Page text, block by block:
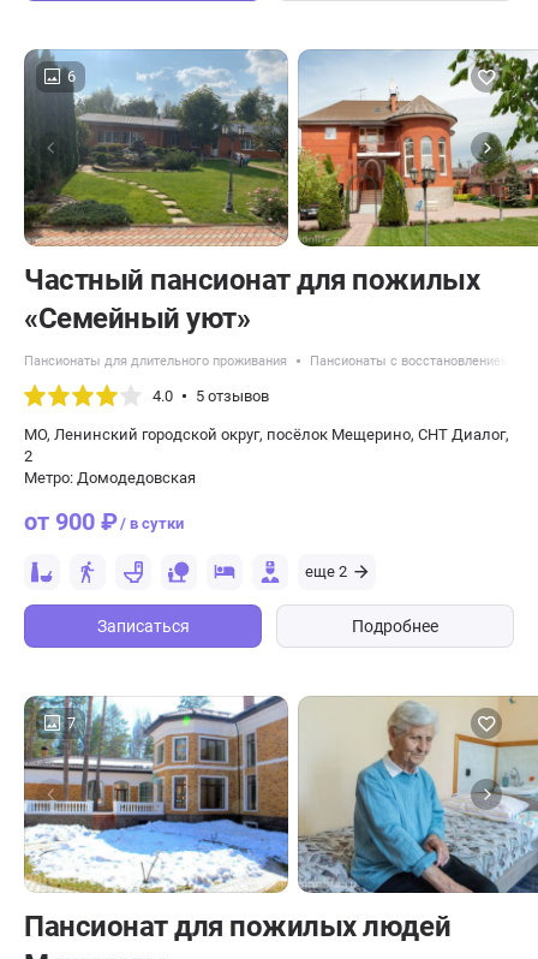
6
Частный пансионат для пожилых
«Семейный уют»
Пансионаты для длительного проживания Пансионаты с восстановлением
4.0 5 отзывов
МО, Ленинский городской округ, посёлок Мещерино, СНТ Диалог,
2
Метро: Домодедовская
от 900 ₽/ в сутки
еще 2
Записаться Подробнее
7
Пансионат для пожилых людей